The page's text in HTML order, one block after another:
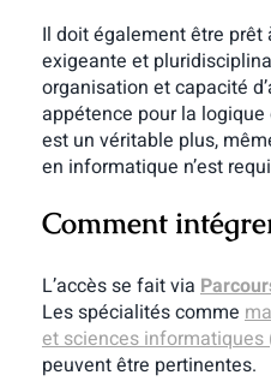
Il doit également être
exigeante et
organisation et capacité
appétence pour la
est un véritable plus,
en informatique n’est
Comment
L’accès se fait via
Les spécialités comme
et sciences informatiques
peuvent être pertinentes.